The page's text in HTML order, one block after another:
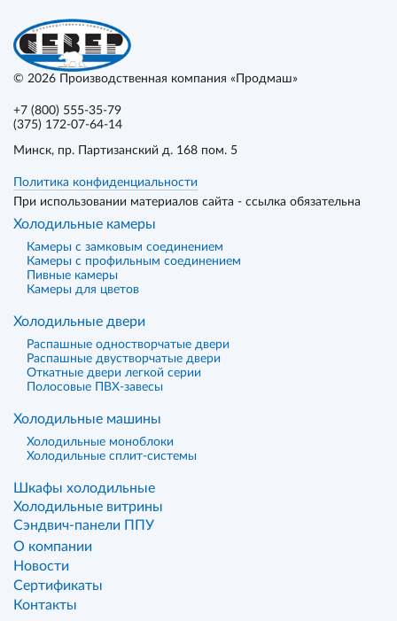
© 2026 Производственная компания «Продмаш»
+7 (800) 555-35-79
(375) 172-07-64-14
Минск, пр. Партизанский д. 168 пом. 5
Политика конфиденциальности
При использовании материалов сайта - ссылка обязательна
Холодильные камеры
Камеры с замковым соединением
Камеры с профильным соединением
Пивные камеры
Камеры для цветов
Холодильные двери
Распашные одностворчатые двери
Распашные двустворчатые двери
Откатные двери легкой серии
Полосовые ПВХ-завесы
Холодильные машины
Холодильные моноблоки
Холодильные сплит-системы
Шкафы холодильные
Холодильные витрины
Сэндвич-панели ППУ
О компании
Новости
Сертификаты
Контакты